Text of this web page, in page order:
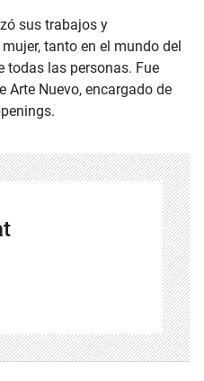
sus trabajos y
tanto en el mundo del
todas las personas. Fue
Arte Nuevo, encargado de